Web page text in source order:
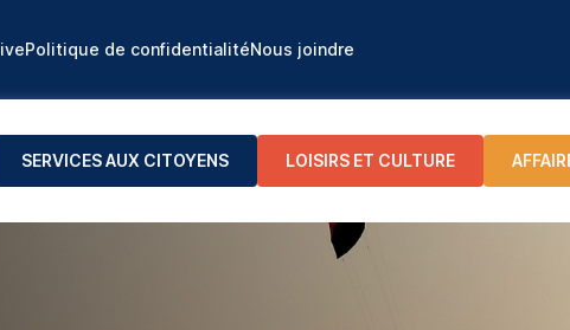
Politique de confidentialitéNous joindre
SERVICES AUX CITOYENS LOISIRS ET CULTURE